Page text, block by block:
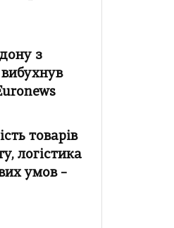
з
вибухнув
товарів
логістика
умов –